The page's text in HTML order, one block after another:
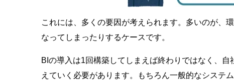
これには、多くの要因が考えられます。多いのが、
なってしまったりするケースです。
BIの導入は1回構築してしまえば終わりではなく、
えていく必要があります。もちろん一般的なシステ